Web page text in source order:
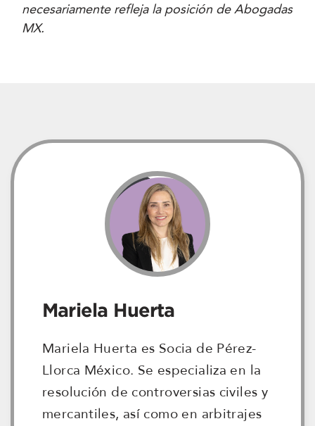
necesariamente refleja la posición de Abogadas
MX.
Mariela Huerta
Mariela Huerta es Socia de Pérez-
Llorca México. Se especializa en la
resolución de controversias civiles y
mercantiles, así como en arbitrajes